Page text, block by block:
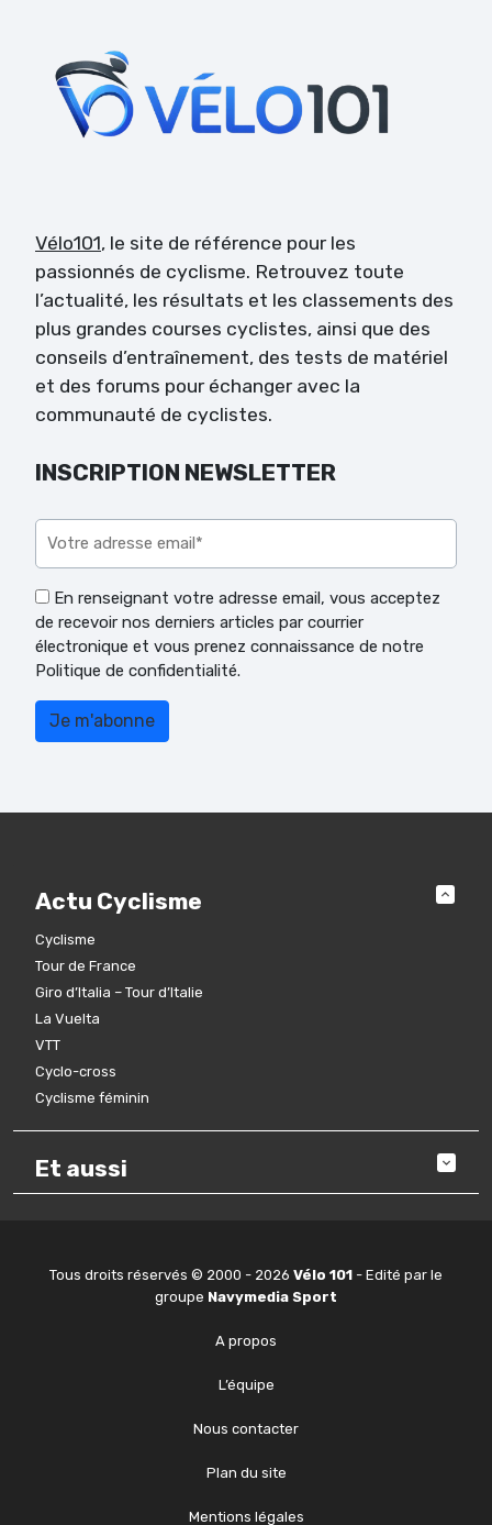
Vélo101, le site de référence pour les
passionnés de cyclisme. Retrouvez toute
l’actualité, les résultats et les classements des
plus grandes courses cyclistes, ainsi que des
conseils d’entraînement, des tests de matériel
et des forums pour échanger avec la
communauté de cyclistes.
INSCRIPTION NEWSLETTER
En renseignant votre adresse email, vous acceptez
de recevoir nos derniers articles par courrier
électronique et vous prenez connaissance de notre
Politique de confidentialité.
Actu Cyclisme
Cyclisme
Tour de France
Giro d’Italia – Tour d’Italie
La Vuelta
VTT
Cyclo-cross
Cyclisme féminin
Et aussi
Tous droits réservés © 2000 - 2026 Vélo 101 - Edité par le
groupe Navymedia Sport
A propos
L’équipe
Nous contacter
Plan du site
Mentions légales